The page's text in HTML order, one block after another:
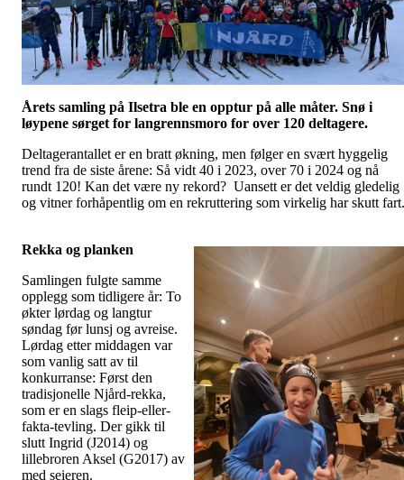
Årets samling på Ilsetra ble en opptur på alle måter. Snø i
løypene sørget for langrennsmoro for over 120 deltagere.
Deltagerantallet er en bratt økning, men følger en svært hyggelig
trend fra de siste årene: Så vidt 40 i 2023, over 70 i 2024 og nå
rundt 120! Kan det være ny rekord? Uansett er det veldig gledelig
og vitner forhåpentlig om en rekruttering som virkelig har skutt fart.
Rekka og planken
Samlingen fulgte samme
opplegg som tidligere år: To
økter lørdag og langtur
søndag før lunsj og avreise.
Lørdag etter middagen var
som vanlig satt av til
konkurranse: Først den
tradisjonelle Njård-rekka,
som er en slags fleip-eller-
fakta-tevling. Der gikk til
slutt Ingrid (J2014) og
lillebroren Aksel (G2017) av
med seieren.